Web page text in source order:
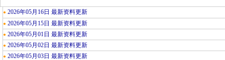
● 2026年05月16日 最新资料更新
● 2026年05月15日 最新资料更新
● 2026年05月01日 最新资料更新
● 2026年05月02日 最新资料更新
● 2026年05月03日 最新资料更新